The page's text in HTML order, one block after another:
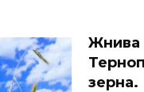
Жнива
зерна.